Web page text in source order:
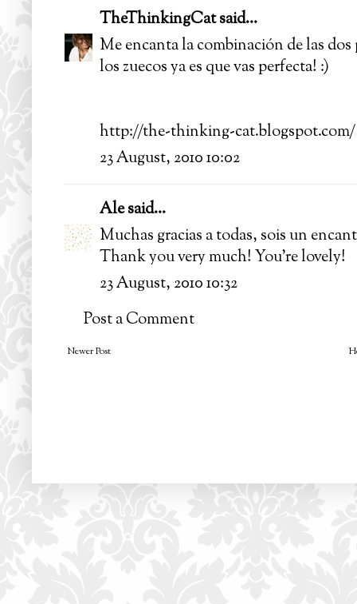
TheThinkingCatsaid...
Me encanta la combinación de las
los zuecos ya es que vas perfecta! :)
http://the-thinking-cat.blogspot.com/
23 August, 2010 10:02
Alesaid...
Muchas gracias a todas, sois un
Thank you very much! You're lovely!
23 August, 2010 10:32
Post a Comment
Newer Post